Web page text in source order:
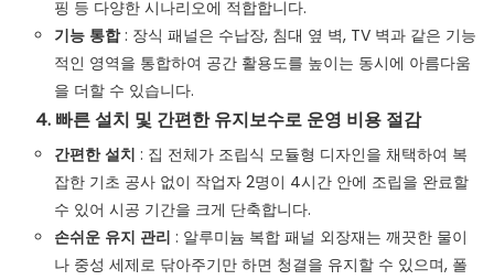
핑 등 다양한 시나리오에 적합합니다.
기능 통합: 장식 패널은 수납장, 침대 옆 벽, TV 벽과 같은 기능
적인 영역을 통합하여 공간 활용도를 높이는 동시에 아름다움
을 더할 수 있습니다.
4. 빠른 설치 및 간편한 유지보수로 운영 비용 절감
간편한 설치 : 집 전체가 조립식 모듈형 디자인을 채택하여 복
잡한 기초 공사 없이 작업자 2명이 4시간 안에 조립을 완료할
수 있어 시공 기간을 크게 단축합니다.
손쉬운 유지 관리 : 알루미늄 복합 패널 외장재는 깨끗한 물이
나 중성 세제로 닦아주기만 하면 청결을 유지할 수 있으며, 폴